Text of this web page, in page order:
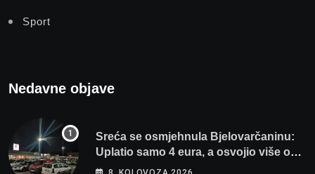
Sport
Nedavne objave
Sreća se osmjehnula Bjelovarčaninu:
Uplatio samo 4 eura, a osvojio više od
80 tisuća eura